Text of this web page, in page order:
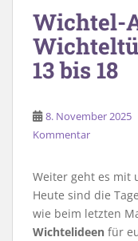
Wichtel-
13 bis 18
8. November 2025
Kommentar
Weiter geht es mit
Heute sind die
wie beim letzten
Wichtelideen für